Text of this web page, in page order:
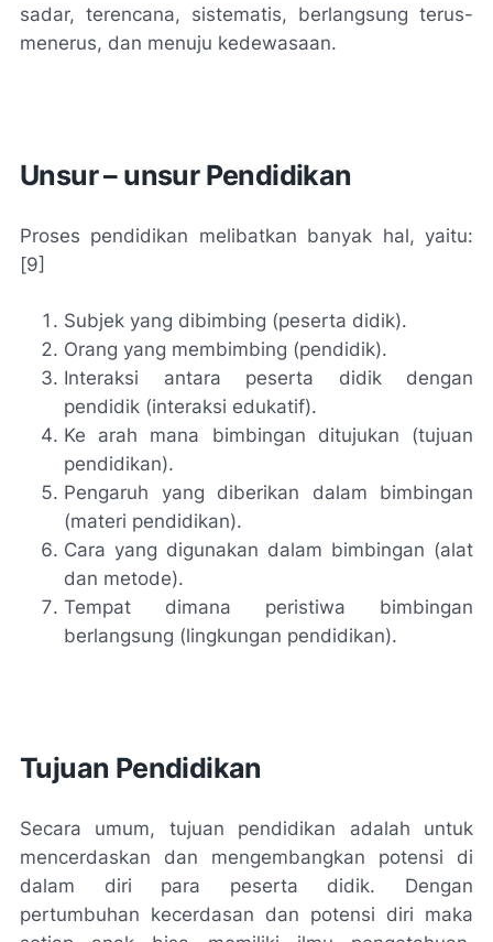
sadar, terencana, sistematis, berlangsung terus-
menerus, dan menuju kedewasaan.
Unsur – unsur Pendidikan
Proses pendidikan melibatkan banyak hal, yaitu:
[9]
Subjek yang dibimbing (peserta didik).
Orang yang membimbing (pendidik).
Interaksi antara peserta didik dengan
pendidik (interaksi edukatif).
Ke arah mana bimbingan ditujukan (tujuan
pendidikan).
Pengaruh yang diberikan dalam bimbingan
(materi pendidikan).
Cara yang digunakan dalam bimbingan (alat
dan metode).
Tempat dimana peristiwa bimbingan
berlangsung (lingkungan pendidikan).
Tujuan Pendidikan
Secara umum, tujuan pendidikan adalah untuk
mencerdaskan dan mengembangkan potensi di
dalam diri para peserta didik. Dengan
pertumbuhan kecerdasan dan potensi diri maka